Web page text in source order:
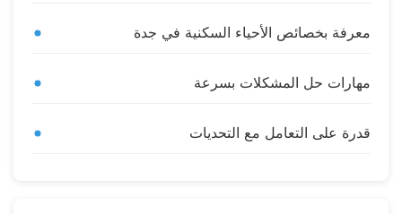
معرفة بخصائص الأحياء السكنية في جدة
مهارات حل المشكلات بسرعة
قدرة على التعامل مع التحديات